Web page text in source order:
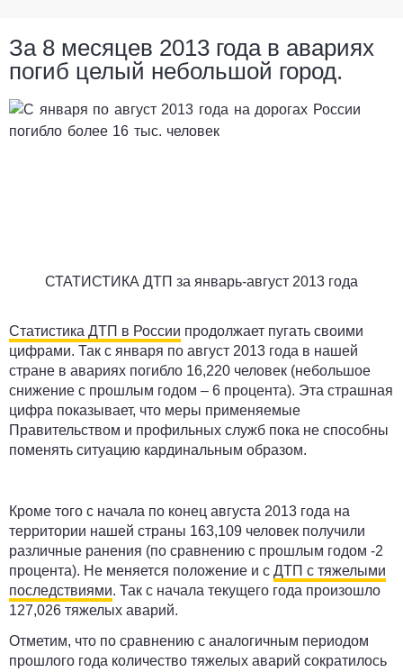
За 8 месяцев 2013 года в авариях
погиб целый небольшой город.
СТАТИСТИКА ДТП за январь-август 2013 года
Статистика ДТП в России продолжает пугать своими
цифрами. Так с января по август 2013 года в нашей
стране в авариях погибло 16,220 человек (небольшое
снижение с прошлым годом – 6 процента). Эта страшная
цифра показывает, что меры применяемые
Правительством и профильных служб пока не способны
поменять ситуацию кардинальным образом.
Кроме того с начала по конец августа 2013 года на
территории нашей страны 163,109 человек получили
различные ранения (по сравнению с прошлым годом -2
процента). Не меняется положение и с ДТП с тяжелыми
последствиями. Так с начала текущего года произошло
127,026 тяжелых аварий.
Отметим, что по сравнению с аналогичным периодом
прошлого года количество тяжелых аварий сократилось